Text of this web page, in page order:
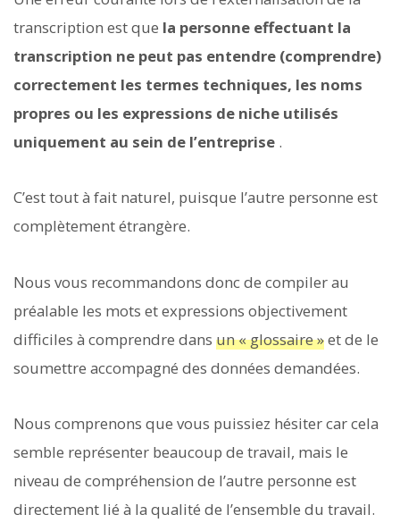
transcription est que la personne effectuant la
transcription ne peut pas entendre (comprendre)
correctement les termes techniques, les noms
propres ou les expressions de niche utilisés
uniquement au sein de l’entreprise .
C’est tout à fait naturel, puisque l’autre personne est
complètement étrangère.
Nous vous recommandons donc de compiler au
préalable les mots et expressions objectivement
difficiles à comprendre dans un « glossaire »et de le
soumettre accompagné des données demandées.
Nous comprenons que vous puissiez hésiter car cela
semble représenter beaucoup de travail, mais le
niveau de compréhension de l’autre personne est
directement lié à la qualité de l’ensemble du travail.